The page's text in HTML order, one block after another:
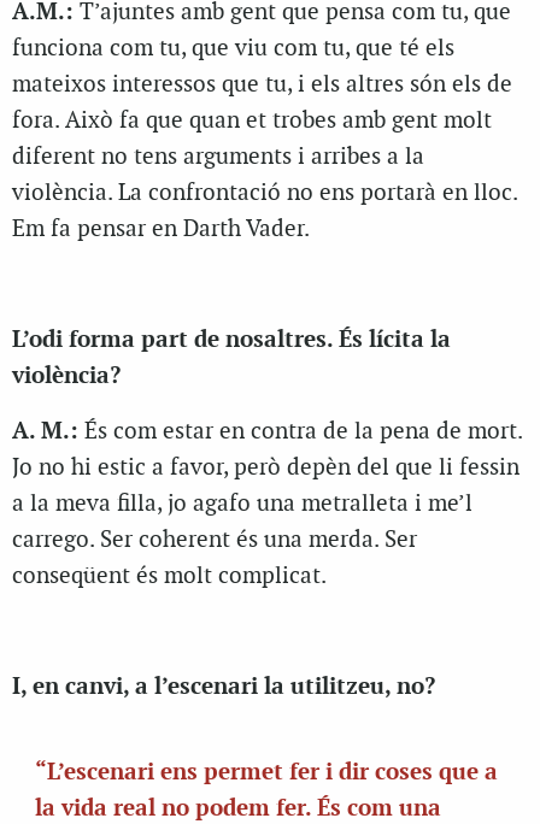
A.M.: T’ajuntes amb gent que pensa com tu, que
funciona com tu, que viu com tu, que té els
mateixos interessos que tu, i els altres són els de
fora. Això fa que quan et trobes amb gent molt
diferent no tens arguments i arribes a la
violència. La confrontació no ens portarà en lloc.
Em fa pensar en Darth Vader.
L’odi forma part de nosaltres. És lícita la
violència?
A. M.: És com estar en contra de la pena de mort.
Jo no hi estic a favor, però depèn del que li fessin
a la meva filla, jo agafo una metralleta i me’l
carrego. Ser coherent és una merda. Ser
conseqüent és molt complicat.
I, en canvi, a l’escenari la utilitzeu, no?
“L’escenari ens permet fer i dir coses que a
la vida real no podem fer. És com una